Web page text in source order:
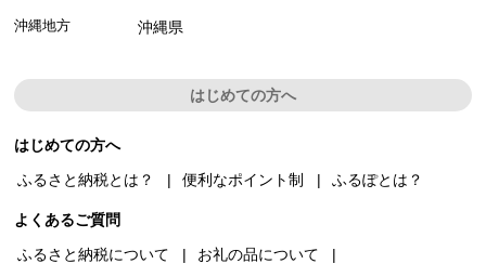
沖縄地方 沖縄県
はじめての方へ
はじめての方へ
ふるさと納税とは？
便利なポイント制 ふるぽとは？
よくあるご質問
ふるさと納税について
お礼の品について